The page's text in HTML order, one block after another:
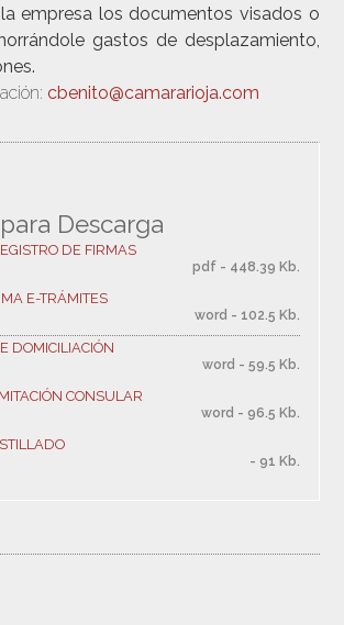
empresa los documentos visados o
gastos de desplazamiento,
cbenito@camararioja.com
Descarga
DE FIRMAS
pdf - 448.39 Kb.
E-TRÁMITES
word - 102.5 Kb.
DOMICILIACIÓN
word - 59.5 Kb.
CONSULAR
word - 96.5 Kb.
- 91 Kb.